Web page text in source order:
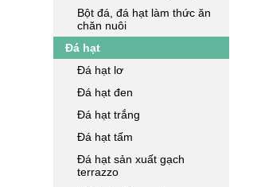
Bột đá, đá hạt làm thức ăn
chăn nuôi
Đá hạt
Đá hạt lơ
Đá hạt đen
Đá hạt trắng
Đá hạt tấm
Đá hạt sản xuất gạch
terrazzo